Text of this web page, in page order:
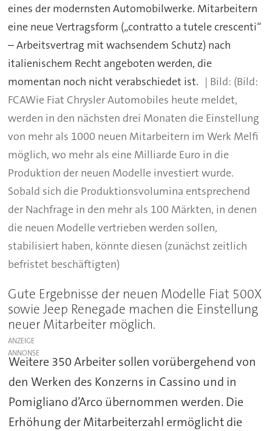
eines der modernsten Automobilwerke. Mitarbeitern
eine neue Vertragsform („contratto a tutele crescenti“
– Arbeitsvertrag mit wachsendem Schutz) nach
italienischem Recht angeboten werden, die
momentan noch nicht verabschiedet ist.
(Bild:
FCAWie Fiat Chrysler Automobiles heute meldet,
werden in den nächsten drei Monaten die Einstellung
von mehr als 1000 neuen Mitarbeitern im Werk Melfi
möglich, wo mehr als eine Milliarde Euro in die
Produktion der neuen Modelle investiert wurde.
Sobald sich die Produktionsvolumina entsprechend
der Nachfrage in den mehr als 100 Märkten, in denen
die neuen Modelle vertrieben werden sollen,
stabilisiert haben, könnte diesen (zunächst zeitlich
befristet beschäftigten)
Gute Ergebnisse der neuen Modelle Fiat 500X
sowie Jeep Renegade machen die Einstellung
neuer Mitarbeiter möglich.
ANZEIGE
Weitere 350 Arbeiter sollen vorübergehend von
den Werken des Konzerns in Cassino und in
Pomigliano d’Arco übernommen werden. Die
Erhöhung der Mitarbeiterzahl ermöglicht die